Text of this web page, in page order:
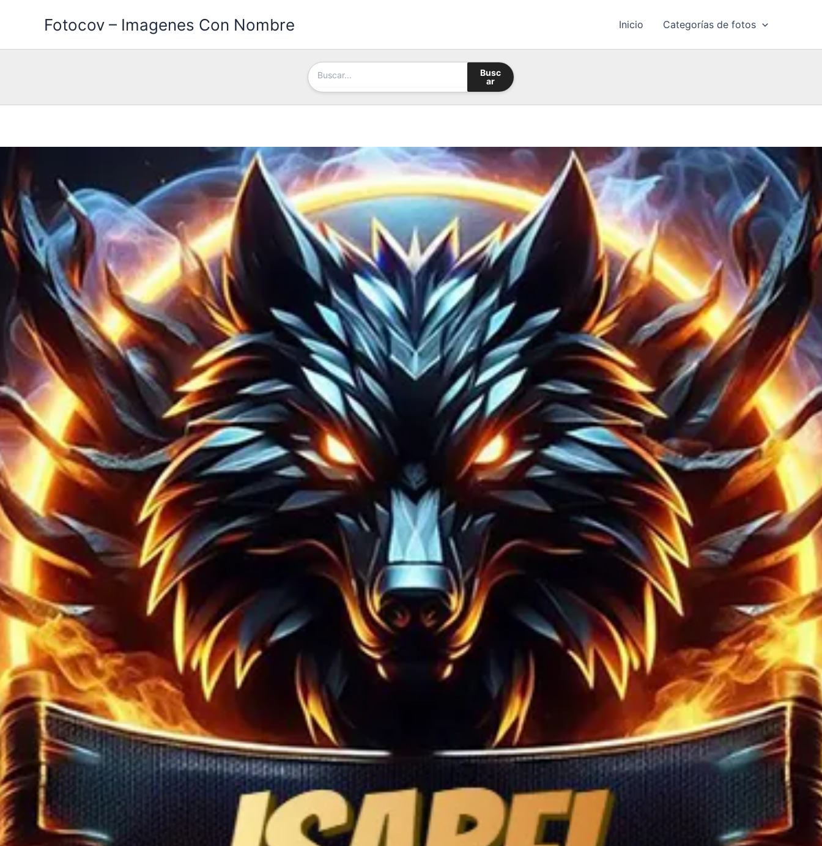
Fotocov – Imagenes Con Nombre Inicio Categorías de fotos
Busc
ar